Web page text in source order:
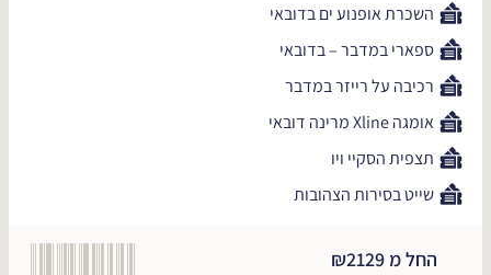
השכרת אופנוע ים בדובאי
ספארי במדבר – בדובאי
רכיבה על רייזר במדבר
אומגה Xline מרינה דובאי
תצפית הסקיי ויו
שייט בסירות הצהובות
החל מ ₪2129